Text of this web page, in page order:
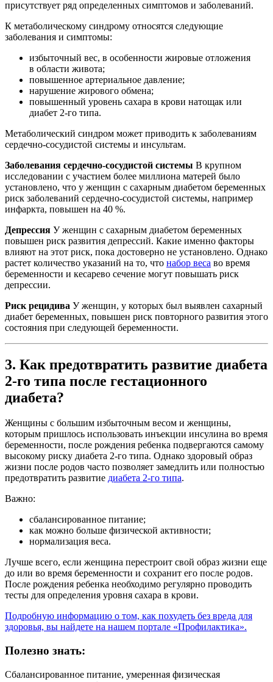
присутствует ряд определенных симптомов и заболеваний.
К метаболическому синдрому относятся следующие
заболевания и симптомы:
избыточный вес, в особенности жировые отложения
в области живота;
повышенное артериальное давление;
нарушение жирового обмена;
повышенный уровень сахара в крови натощак или
диабет 2-го типа.
Метаболический синдром может приводить к заболеваниям
сердечно-сосудистой системы и инсультам.
Заболевания сердечно-сосудистой системы В крупном
исследовании с участием более миллиона матерей было
установлено, что у женщин с сахарным диабетом беременных
риск заболеваний сердечно-сосудистой системы, например
инфаркта, повышен на 40 %.
Депрессия У женщин с сахарным диабетом беременных
повышен риск развития депрессий. Какие именно факторы
влияют на этот риск, пока достоверно не установлено. Однако
растет количество указаний на то, что набор веса во время
беременности и кесарево сечение могут повышать риск
депрессии.
Риск рецидива У женщин, у которых был выявлен сахарный
диабет беременных, повышен риск повторного развития этого
состояния при следующей беременности.
3. Как предотвратить развитие диабета
2-го типа после гестационного
диабета?
Женщины с большим избыточным весом и женщины,
которым пришлось использовать инъекции инсулина во время
беременности, после рождения ребенка подвергаются самому
высокому риску диабета 2-го типа. Однако здоровый образ
жизни после родов часто позволяет замедлить или полностью
предотвратить развитие диабета 2-го типа.
Важно:
сбалансированное питание;
как можно больше физической активности;
нормализация веса.
Лучше всего, если женщина перестроит свой образ жизни еще
до или во время беременности и сохранит его после родов.
После рождения ребенка необходимо регулярно проводить
тесты для определения уровня сахара в крови.
Подробную информацию о том, как похудеть без вреда для
здоровья, вы найдете на нашем портале «Профилактика».
Полезно знать:
Сбалансированное питание, умеренная физическая